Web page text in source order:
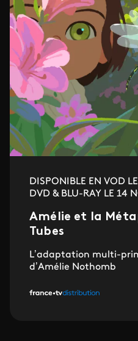
DISPONIBLE EN VOD
DVD & BLU-RAY LE 14
Amélie et la
Tubes
L’adaptation multi-
d’Amélie Nothomb